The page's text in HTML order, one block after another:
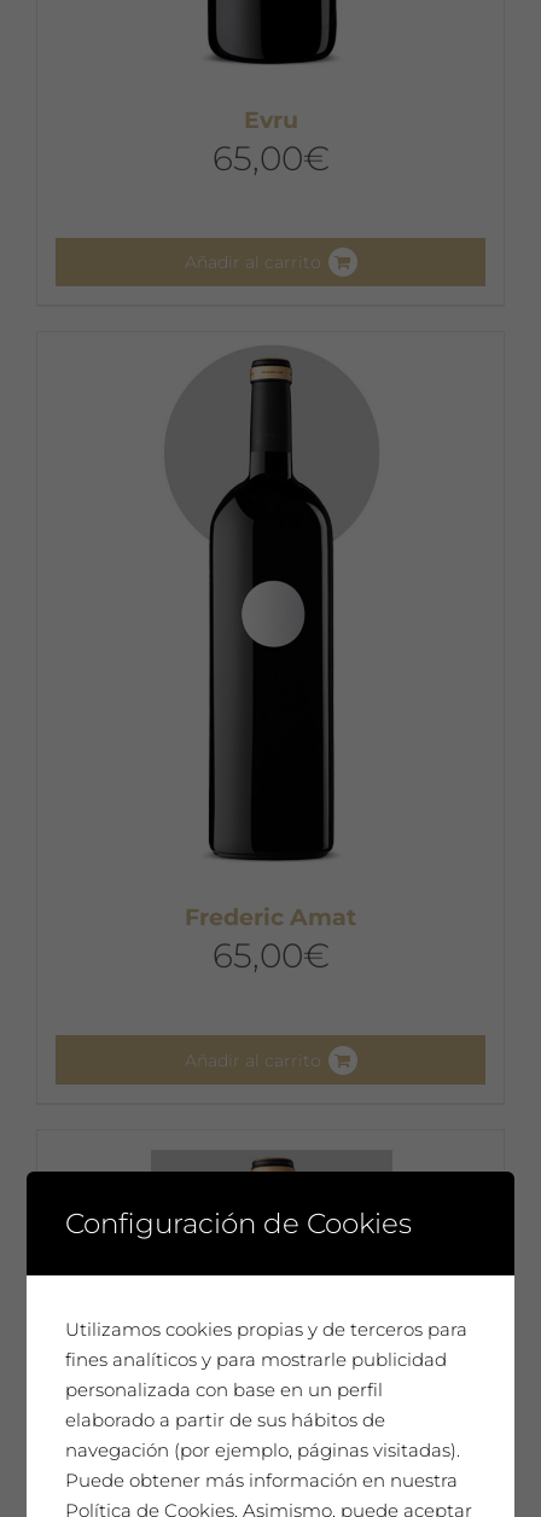
Evru
65,00€
Añadir al carrito
Frederic Amat
65,00€
Añadir al carrito
Configuración de Cookies
Utilizamos cookies propias y de terceros para
fines analíticos y para mostrarle publicidad
personalizada con base en un perfil
elaborado a partir de sus hábitos de
navegación (por ejemplo, páginas visitadas).
Puede obtener más información en nuestra
Política de Cookies. Asimismo, puede aceptar